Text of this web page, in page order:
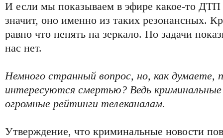
И если мы показываем в эфире какое-то ДТП
значит, оно именно из таких резонансных.
равно что пенять на зеркало. Но задачи
нас нет.
Немного странный вопрос, но, как думаете,
интересуются смертью? Ведь
огромные рейтинги телеканалам.
Утверждение, что криминальные новости